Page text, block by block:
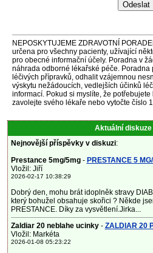
NEPOSKYTUJEME ZDRAVOTNÍ
určena pro všechny pacienty, užívající
pro obecné informační účely. Poradna v
náhrada odborné lékařské péče.
léčivých přípravků, odhalit vzájemnou
výskytu nežádoucích, vedlejších účinků
informací. Pokud si myslíte, že
zavolejte svého lékaře nebo vytočte číslo
Aktuální diskuze
Nejnovější příspěvky v diskuzi:
Prestance 5mg/5mg- PRESTANCE 5
Vložil: Jiří
2026-02-17 10:38:29
Dobrý den, mohu brát idoplněk stravy
který bohužel obsahuje skořici ? Někde
PRESTANCE. Díky za vysvětlení.Jirka...
Zaldiar 20 neblahe ucinky- ZALDIAR 20
Vložil: Markéta
2026-01-08 05:23:22